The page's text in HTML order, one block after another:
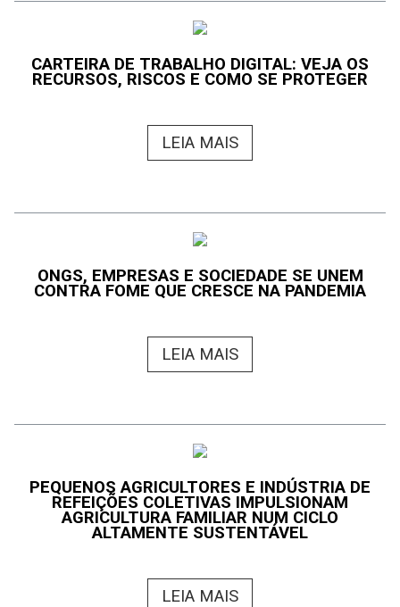
CARTEIRA DE TRABALHO DIGITAL: VEJA OS
RECURSOS, RISCOS E COMO SE PROTEGER
LEIA MAIS
ONGS, EMPRESAS E SOCIEDADE SE UNEM
CONTRA FOME QUE CRESCE NA PANDEMIA
LEIA MAIS
PEQUENOS AGRICULTORES E INDÚSTRIA DE
REFEIÇÕES COLETIVAS IMPULSIONAM
AGRICULTURA FAMILIAR NUM CICLO
ALTAMENTE SUSTENTÁVEL
LEIA MAIS